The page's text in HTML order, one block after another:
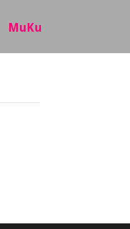
MuKu